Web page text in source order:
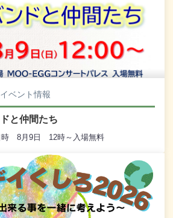
イベント情報
と仲間たち
時 8月9日 12時～入場無料